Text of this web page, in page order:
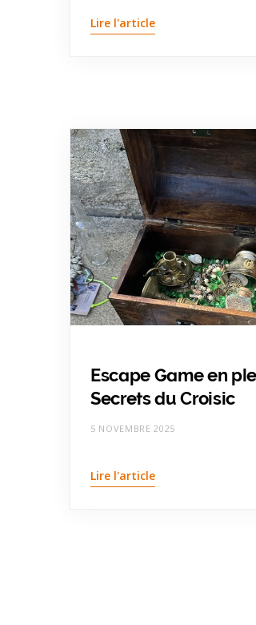
Lire l'article
Escape Game en
Secrets du Croisic
5 NOVEMBRE 2025
Lire l'article